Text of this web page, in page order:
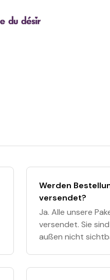
Werden
versendet?
Ja. Alle unsere
versendet. Sie
außen nicht